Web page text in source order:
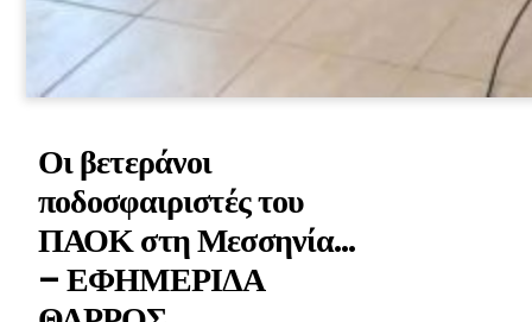
Οι βετεράνοι
ποδοσφαιριστές του
ΠΑΟΚ στη Μεσσηνία…
– ΕΦΗΜΕΡΙΔΑ